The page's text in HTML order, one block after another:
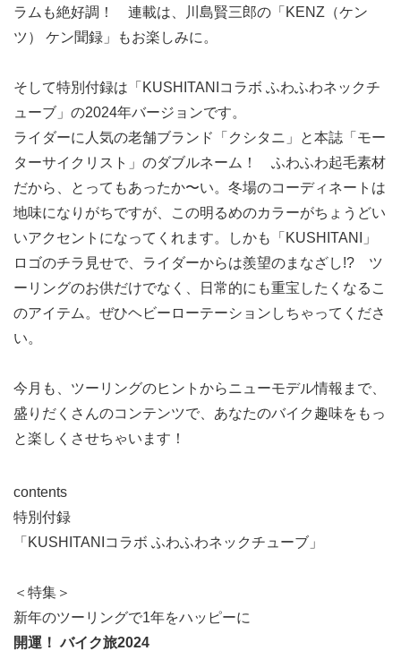
ラムも絶好調！ 連載は、川島賢三郎の「KENZ（ケン
ツ） ケン聞録」もお楽しみに。
そして特別付録は「KUSHITANIコラボ ふわふわネックチ
ューブ」の2024年バージョンです。
ライダーに人気の老舗ブランド「クシタニ」と本誌「モー
ターサイクリスト」のダブルネーム！ ふわふわ起毛素材
だから、とってもあったか〜い。冬場のコーディネートは
地味になりがちですが、この明るめのカラーがちょうどい
いアクセントになってくれます。しかも「KUSHITANI」
ロゴのチラ見せで、ライダーからは羨望のまなざし!? ツ
ーリングのお供だけでなく、日常的にも重宝したくなるこ
のアイテム。ぜひヘビーローテーションしちゃってくださ
い。
今月も、ツーリングのヒントからニューモデル情報まで、
盛りだくさんのコンテンツで、あなたのバイク趣味をもっ
と楽しくさせちゃいます！
contents
特別付録
「KUSHITANIコラボ ふわふわネックチューブ」
＜特集＞
新年のツーリングで1年をハッピーに
開運！ バイク旅2024